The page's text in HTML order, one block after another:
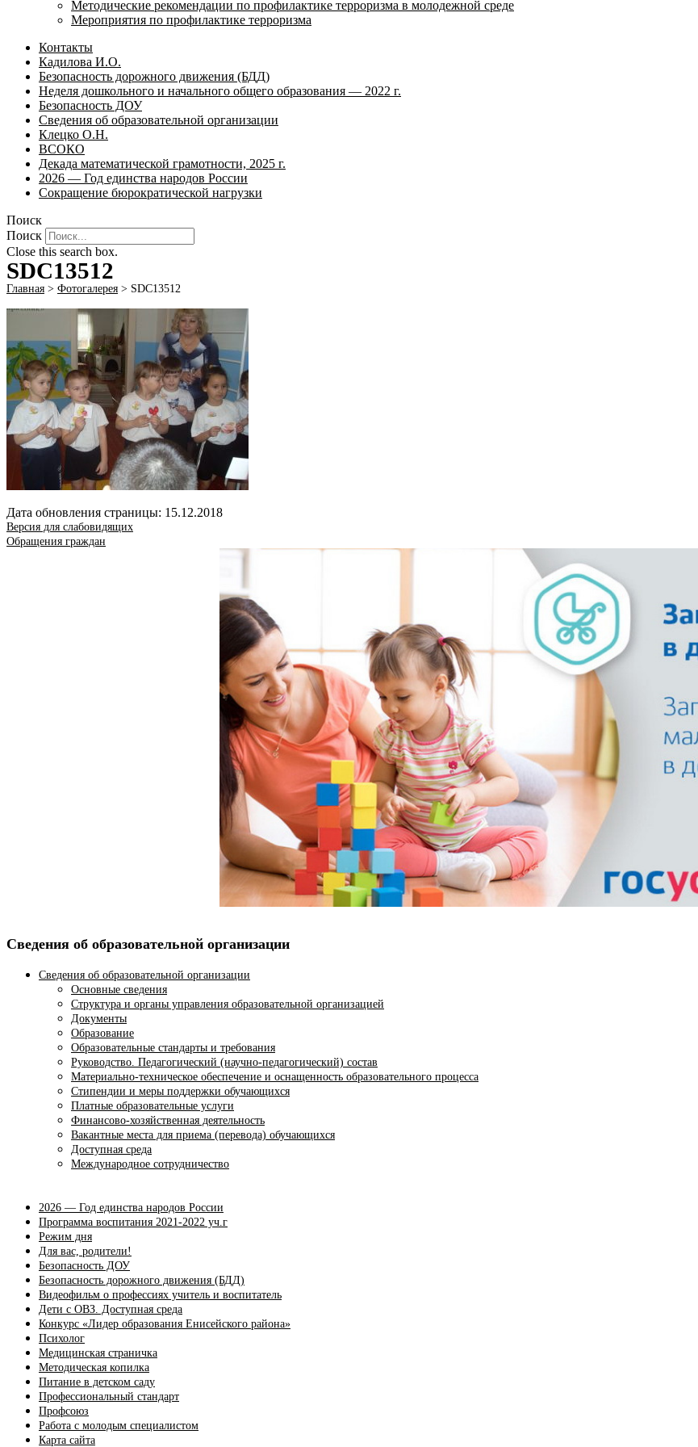
Методические рекомендации по профилактике терроризма в молодежной среде
Мероприятия по профилактике терроризма
Контакты
Кадилова И.О.
Безопасность дорожного движения (БДД)
Неделя дошкольного и начального общего образования — 2022 г.
Безопасность ДОУ
Сведения об образовательной организации
Клецко О.Н.
ВСОКО
Декада математической грамотности, 2025 г.
2026 — Год единства народов России
Сокращение бюрократической нагрузки
Поиск
Поиск
Close this search box.
SDC13512
Главная > Фотогалерея > SDC13512
Дата обновления страницы: 15.12.2018
Версия для слабовидящих
Обращения граждан
Сведения об образовательной организации
Сведения об образовательной организации
Основные сведения
Структура и органы управления образовательной организацией
Документы
Образование
Образовательные стандарты и требования
Руководство. Педагогический (научно-педагогический) состав
Материально-техническое обеспечение и оснащенность образовательного процесса
Стипендии и меры поддержки обучающихся
Платные образовательные услуги
Финансово-хозяйственная деятельность
Вакантные места для приема (перевода) обучающихся
Доступная среда
Международное сотрудничество
2026 — Год единства народов России
Программа воспитания 2021-2022 уч.г
Режим дня
Для вас, родители!
Безопасность ДОУ
Безопасность дорожного движения (БДД)
Видеофильм о профессиях учитель и воспитатель
Дети с ОВЗ. Доступная среда
Конкурс «Лидер образования Енисейского района»
Психолог
Медицинская страничка
Методическая копилка
Питание в детском саду
Профессиональный стандарт
Профсоюз
Работа с молодым специалистом
Карта сайта